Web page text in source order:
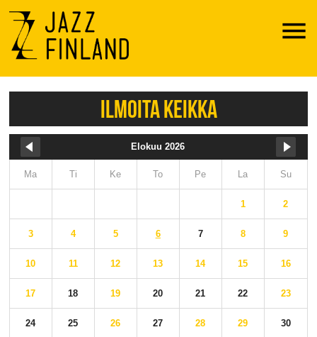
Menu
ILMOITA KEIKKA
Elokuu 2026
Ma Ti Ke To Pe La Su
1 2
3 4 5 6 7 8 9
10 11 12 13 14 15 16
17 18 19 20 21 22 23
24 25 26 27 28 29 30